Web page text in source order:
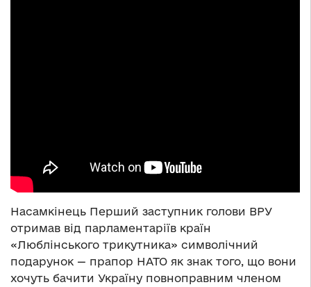
Насамкінець Перший заступник голови ВРУ
отримав від парламентаріїв країн
«Люблінського трикутника» символічний
подарунок — прапор НАТО як знак того, що вони
хочуть бачити Україну повноправним членом